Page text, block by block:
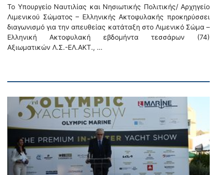
Το Υπουργείο Ναυτιλίας και Νησιωτικής Πολιτικής/ Αρχηγείο
Λιμενικού Σώματος – Ελληνικής Ακτοφυλακής προκηρύσσει
διαγωνισμό για την απευθείας κατάταξη στο Λιμενικό Σώμα –
Ελληνική Ακτοφυλακή εβδομήντα τεσσάρων (74)
Αξιωματικών Λ.Σ.-ΕΛ.ΑΚΤ., …